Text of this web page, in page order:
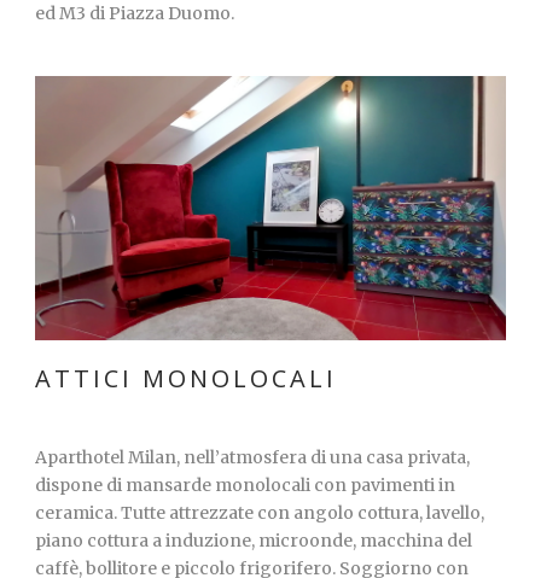
ed M3 di Piazza Duomo.
ATTICI MONOLOCALI
Aparthotel Milan, nell’atmosfera di una casa privata,
dispone di mansarde monolocali con pavimenti in
ceramica. Tutte attrezzate con angolo cottura, lavello,
piano cottura a induzione, microonde, macchina del
caffè, bollitore e piccolo frigorifero. Soggiorno con